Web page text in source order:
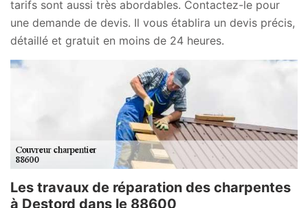
tarifs sont aussi très abordables. Contactez-le pour
une demande de devis. Il vous établira un devis précis,
détaillé et gratuit en moins de 24 heures.
Les travaux de réparation des charpentes
à Destord dans le 88600